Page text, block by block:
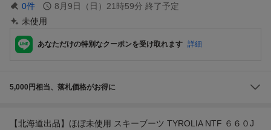
0件 8月9日（日）21時59分 終了予定
未使用
あなただけの特別なクーポンを受け取れます 詳細
5,000円相当、落札価格がお得に
【北海道出品】ほぼ未使用 スキーブーツ TYROLIA NTF ６６０J